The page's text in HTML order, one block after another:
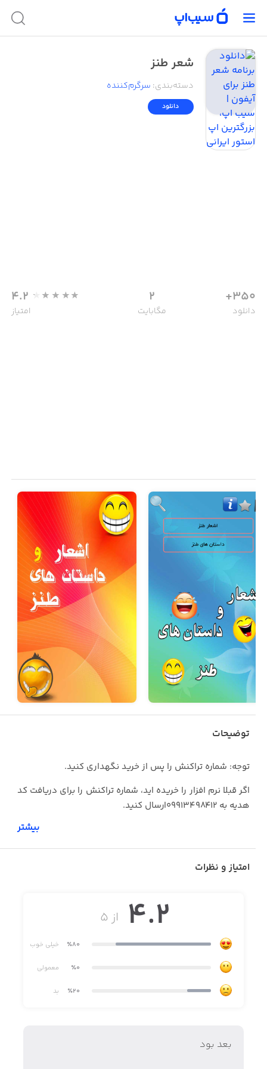
شعر طنز
دسته‌بندی: سرگرم‌کننده
دانلود
350+
دانلود
2
مگابایت
4.2
امتیاز
توضیحات
توجه: شماره تراکنش را پس از خرید نگهداری کنید.
اگر قبلا نرم افزار را خریده اید، شماره تراکنش را برای دریافت کد
هدیه به ۰۹۹۱۳۴۹۸۴۱۲ارسال کنید.
اشعار طنز با امکانات نرم افزاری کامل
بیشتر
امتیاز و نظرات
از ۵ 4.2
٪80 خیلی خوب
٪0 معمولی
٪20 بد
بعد بود